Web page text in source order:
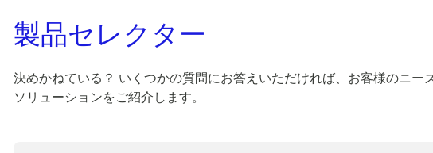
製品セレクター
決めかねている？ いくつかの質問にお答えいただければ、お客様のニー
ソリューションをご紹介します。